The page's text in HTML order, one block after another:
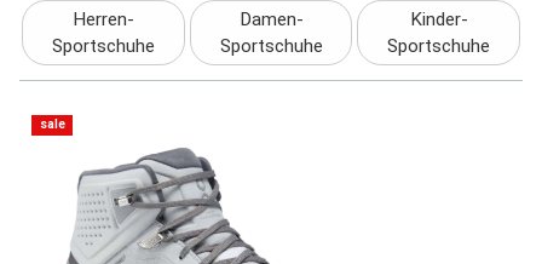
Herren-
Sportschuhe
Damen-
Sportschuhe
Kinder-
Sportschuhe
sale